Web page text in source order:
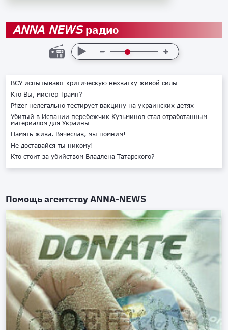
ANNA NEWSрадио
ВСУ испытывают критическую нехватку живой силы
Кто Вы, мистер Трамп?
Pfizer нелегально тестирует вакцину на украинских детях
Убитый в Испании перебежчик Кузьминов стал отработанным
материалом для Украины
Память жива. Вячеслав, мы помним!
Не доставайся ты никому!
Кто стоит за убийством Владлена Татарского?
Помощь агентствуANNA-NEWS